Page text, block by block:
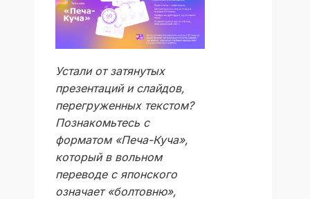
Устали от затянутых
презентаций и слайдов,
перегруженных текстом?
Познакомьтесь с
форматом «Печа-Куча»,
который в вольном
переводе с японского
означает «болтовню»,